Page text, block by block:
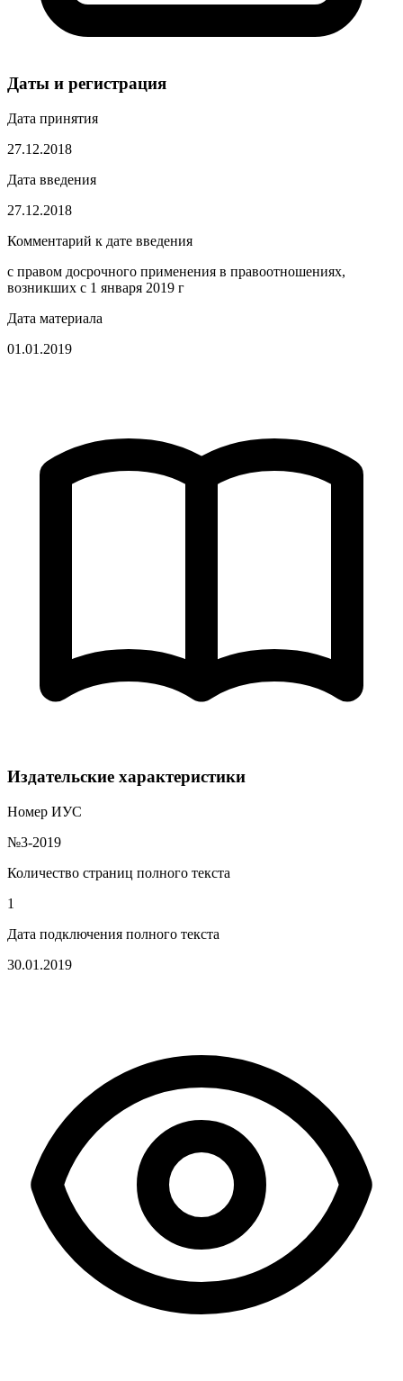
Даты и регистрация
Дата принятия
27.12.2018
Дата введения
27.12.2018
Комментарий к дате введения
с правом досрочного применения в правоотношениях,
возникших с 1 января 2019 г
Дата материала
01.01.2019
Издательские характеристики
Номер ИУС
№3-2019
Количество страниц полного текста
1
Дата подключения полного текста
30.01.2019